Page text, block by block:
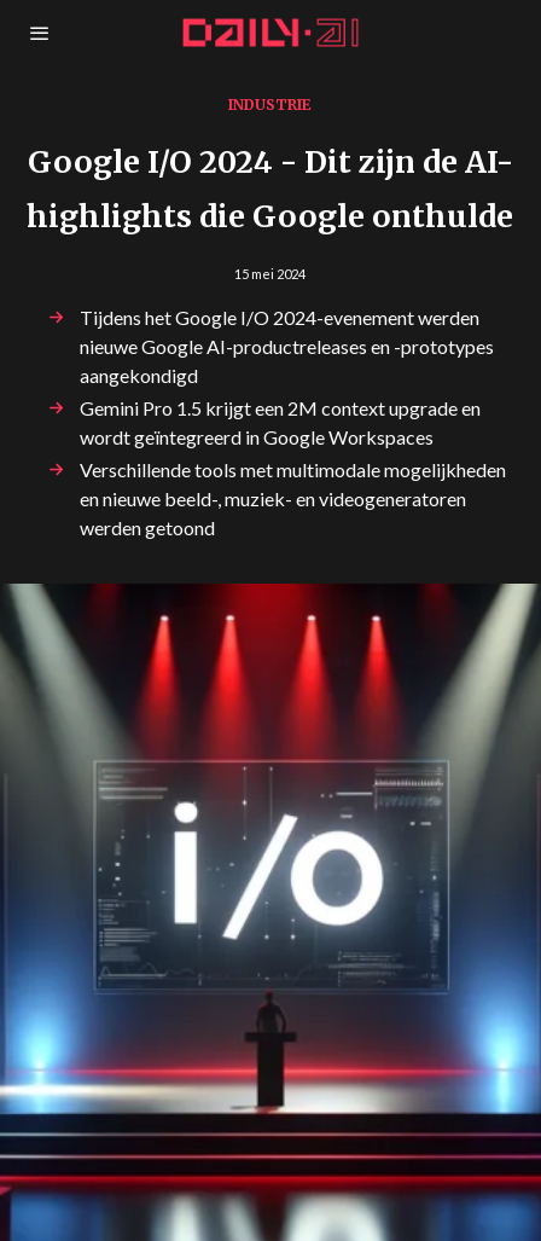
INDUSTRIE
Google I/O 2024 - Dit zijn de AI-
highlights die Google onthulde
15 mei 2024
Tijdens het Google I/O 2024-evenement werden
nieuwe Google AI-productreleases en -prototypes
aangekondigd
Gemini Pro 1.5 krijgt een 2M context upgrade en
wordt geïntegreerd in Google Workspaces
Verschillende tools met multimodale mogelijkheden
en nieuwe beeld-, muziek- en videogeneratoren
werden getoond